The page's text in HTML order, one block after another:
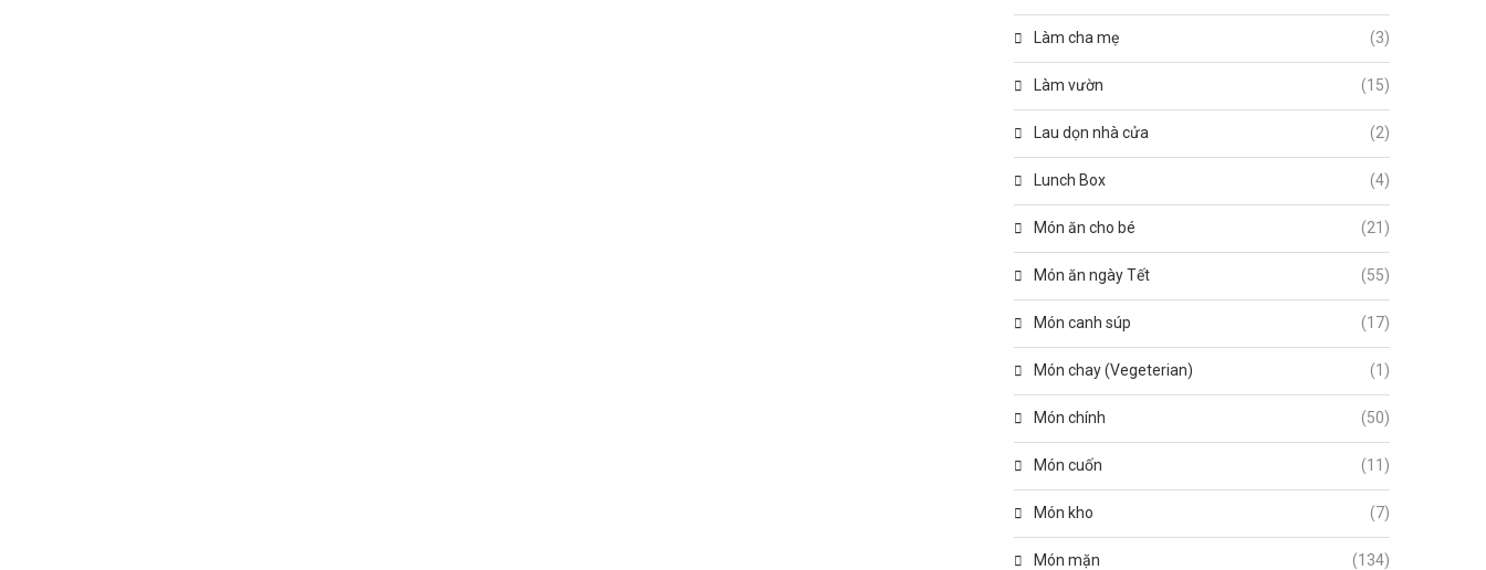
Làm cha mẹ (3)
Làm vườn (15)
Lau dọn nhà cửa (2)
Lunch Box (4)
Món ăn cho bé (21)
Món ăn ngày Tết (55)
Món canh súp (17)
Món chay (Vegeterian) (1)
Món chính (50)
Món cuốn (11)
Món kho (7)
Món mặn (134)